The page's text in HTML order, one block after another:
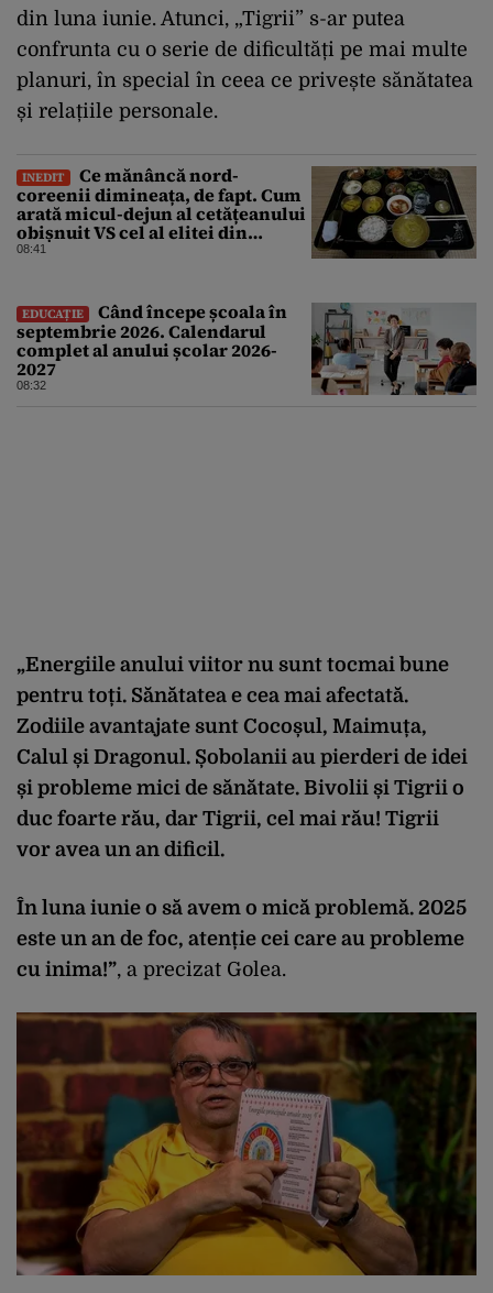
din luna iunie. Atunci, „Tigrii” s-ar putea
confrunta cu o serie de dificultăți pe mai multe
planuri, în special în ceea ce privește sănătatea
și relațiile personale.
INEDIT
Ce mănâncă nord-
coreenii dimineața, de fapt. Cum
arată micul-dejun al cetățeanului
obișnuit VS cel al elitei din
Phenian
08:41
EDUCAȚIE
Când începe școala în
septembrie 2026. Calendarul
complet al anului școlar 2026-
2027
08:32
„Energiile anului viitor nu sunt tocmai bune
pentru toți. Sănătatea e cea mai afectată.
Zodiile avantajate sunt Cocoșul, Maimuța,
Calul și Dragonul. Șobolanii au pierderi de idei
și probleme mici de sănătate. Bivolii și Tigrii o
duc foarte rău, dar Tigrii, cel mai rău! Tigrii
vor avea un an dificil.
În luna iunie o să avem o mică problemă. 2025
este un an de foc, atenție cei care au probleme
cu inima!”, a precizat Golea.